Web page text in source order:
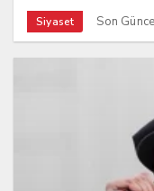
Siyaset Son